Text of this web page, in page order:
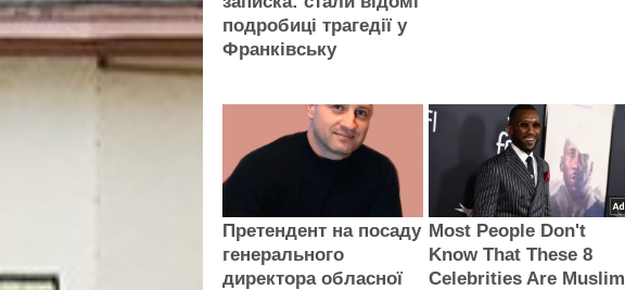
подробиці трагедії у
Франківську
Претендент на посаду
генерального
директора обласної
Most People Don't
Know That These 8
Celebrities Are Muslim